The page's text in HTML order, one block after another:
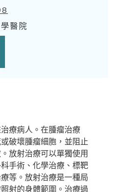
醫院
療病人。在腫瘤治療
破壞腫瘤細胞，並阻止
放射治療可以單獨使用
手術、化學治療、標靶
等。放射治療是一種局
射的身體範圍。治療過